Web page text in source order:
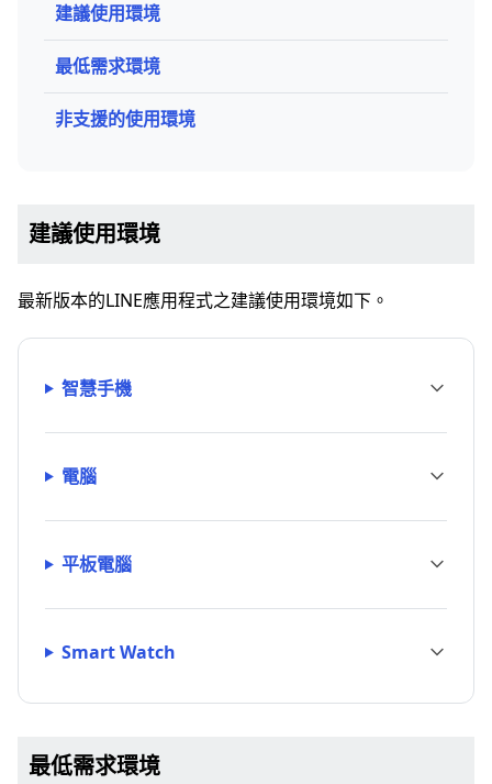
建議使用環境
最低需求環境
非支援的使用環境
建議使用環境
最新版本的LINE應用程式之建議使用環境如下。
智慧手機
電腦
平板電腦
Smart Watch
最低需求環境